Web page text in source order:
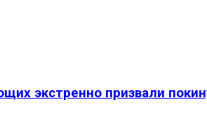
экстренно призвали